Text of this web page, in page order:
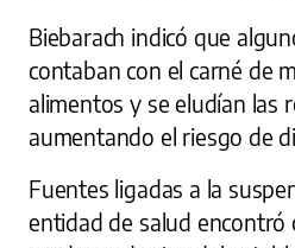
Biebarach indicó que
contaban con el carné de
alimentos y se eludían las
aumentando el riesgo de
Fuentes ligadas a la
entidad de salud encontró